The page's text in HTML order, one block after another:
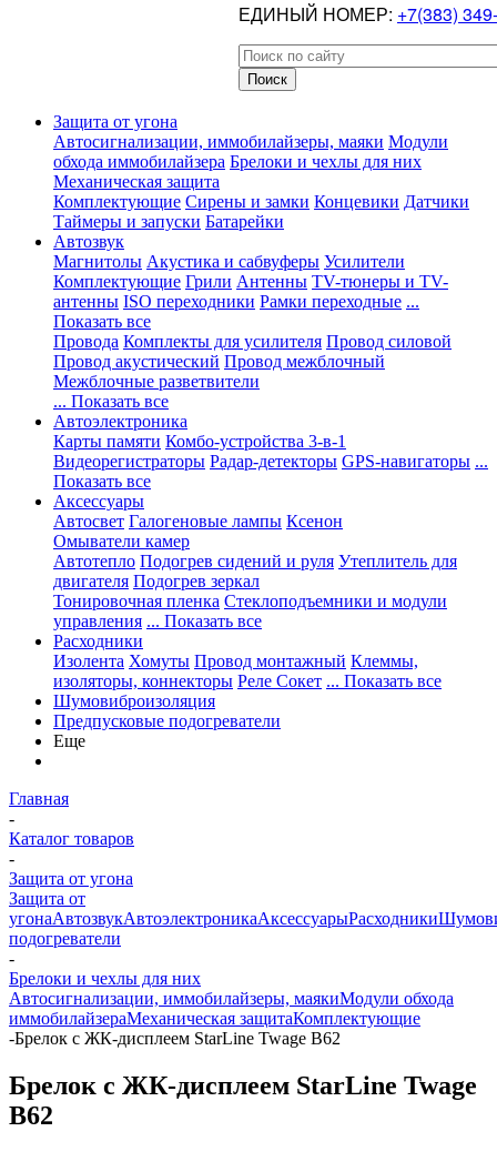
ЕДИНЫЙ НОМЕР: +7(383)
Защита от угона
Автосигнализации, иммобилайзеры, маяки Модули
обхода иммобилайзера Брелоки и чехлы для них
Механическая защита
Комплектующие Сирены и замки Концевики Датчики
Таймеры и запуски Батарейки
Автозвук
Магнитолы Акустика и сабвуферы Усилители
Комплектующие Грили Антенны TV-тюнеры и TV-
антенны ISO переходники Рамки переходные ...
Показать все
Провода Комплекты для усилителя Провод силовой
Провод акустический Провод межблочный
Межблочные разветвители
... Показать все
Автоэлектроника
Карты памяти Комбо-устройства 3-в-1
Видеорегистраторы Радар-детекторы GPS-навигаторы ...
Показать все
Аксессуары
Автосвет Галогеновые лампы Ксенон
Омыватели камер
Автотепло Подогрев сидений и руля Утеплитель для
двигателя Подогрев зеркал
Тонировочная пленка Стеклоподъемники и модули
управления ... Показать все
Расходники
Изолента Хомуты Провод монтажный Клеммы,
изоляторы, коннекторы Реле Сокет ... Показать все
Шумовиброизоляция
Предпусковые подогреватели
Еще
Главная
-
Каталог товаров
-
Защита от угона
Защита от
угонаАвтозвукАвтоэлектроникаАксессуарыРасходники
подогреватели
-
Брелоки и чехлы для них
Автосигнализации, иммобилайзеры, маякиМодули обхода
иммобилайзераМеханическая защитаКомплектующие
-Брелок с ЖК-дисплеем StarLine Twage B62
Брелок с ЖК-дисплеем StarLine Twage
B62